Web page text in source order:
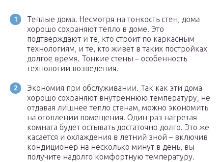
Теплые дома. Несмотря на тонкость стен, дома
хорошо сохраняют тепло в доме. Это
подтверждают и те, кто строит по каркасным
технологиям, и те, кто живет в таких постройках
долгое время. Тонкие стены – особенность
технологии возведения.
Экономия при обслуживании. Так как эти дома
хорошо сохраняют внутреннюю температуру, не
отдавая лишнее тепло стенам, можно экономить
на отоплении помещения. Один раз нагретая
комната будет остывать достаточно долго. Это же
касается и охлаждения в летний зной – включив
кондиционер на несколько минут в день, вы
получите надолго комфортную температуру.